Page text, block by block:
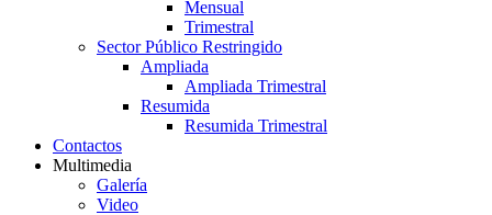
Mensual
Trimestral
Sector Público Restringido
Ampliada
Ampliada Trimestral
Resumida
Resumida Trimestral
Contactos
Multimedia
Galería
Video